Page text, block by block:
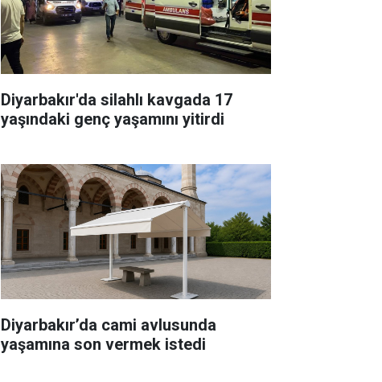
Diyarbakır'da silahlı kavgada 17
yaşındaki genç yaşamını yitirdi
Diyarbakır’da cami avlusunda
yaşamına son vermek istedi